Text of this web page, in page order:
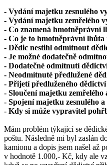
- Vydání majetku zesnulého
- Vydání majetku zemřelého
- Co znamená hmotněprávní
- Co je to hmotněprávní
- Dědic nestihl odmítnout
- Je možné dodatečně
- Dodatečné odmítnutí
- Neodmítnuté předlužené
- Přijetí předluženého
- Sloučení majetku
- Spojení majetku zesnulého
- Kdy si může vypravitel
Mám problém týkající se
poštu. Následně mi byl zaslán
kamionu a dopis jsem našel až
v hodnotě 1.000,- Kč, kdy ale